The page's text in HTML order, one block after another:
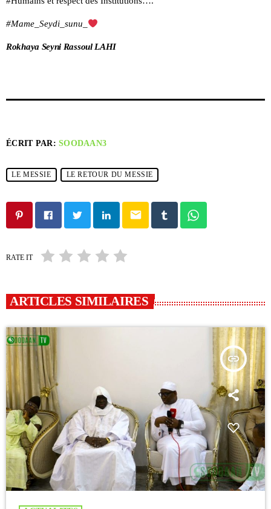
#Mame_Seydi_sunu_
Rokhaya Seyni Rassoul LAHI
ÉCRIT PAR:SOODAAN3
LE MESSIE LE RETOUR DU MESSIE
email
RATE IT
ARTICLES SIMILAIRES
insert_link